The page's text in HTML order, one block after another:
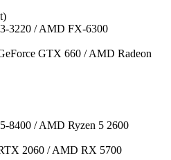
3220 / AMD FX-6300
GTX 660 / AMD Radeon
8400 / AMD Ryzen 5 2600
2060 / AMD RX 5700